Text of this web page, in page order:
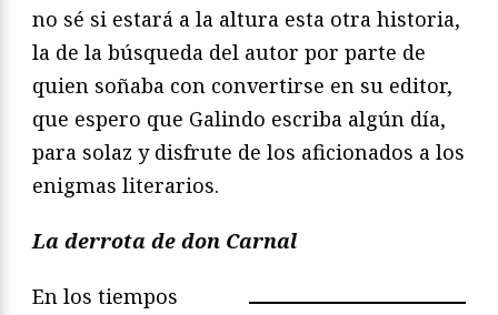
no sé si estará a la altura esta otra historia,
la de la búsqueda del autor por parte de
quien soñaba con convertirse en su editor,
que espero que Galindo escriba algún día,
para solaz y disfrute de los aficionados a los
enigmas literarios.
La derrota de don Carnal
En los tiempos